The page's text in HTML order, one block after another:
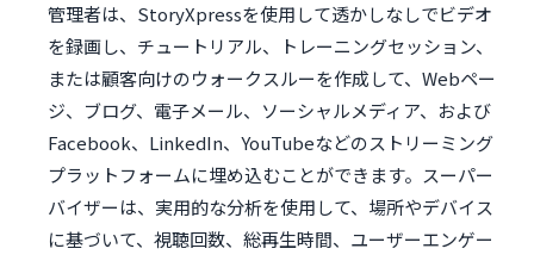
管理者は、StoryXpressを使用して透かしなしでビデオ
を録画し、チュートリアル、トレーニングセッション、
または顧客向けのウォークスルーを作成して、Webペー
ジ、ブログ、電子メール、ソーシャルメディア、および
Facebook、LinkedIn、YouTubeなどのストリーミング
プラットフォームに埋め込むことができます。スーパー
バイザーは、実用的な分析を使用して、場所やデバイス
に基づいて、視聴回数、総再生時間、ユーザーエンゲー